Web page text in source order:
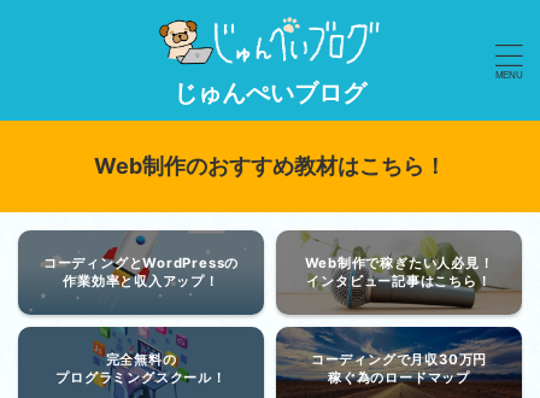
じゅんぺいブログ
Web制作のおすすめ教材はこちら！
コーディングとWordPressの
作業効率と収入アップ！
Web制作で稼ぎたい人必見！
インタビュー記事はこちら！
完全無料の
プログラミングスクール！
コーディングで月収30万円
稼ぐ為のロードマップ